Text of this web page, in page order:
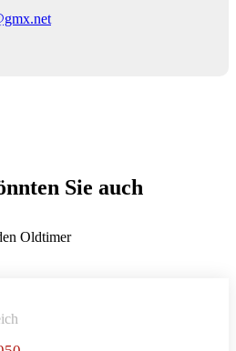
Sie auch
Oldtimer